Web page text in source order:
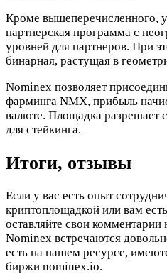
Кроме вышеперечисленного,
партнерская программа с
уровней для партнеров. При
бинарная, растущая в
Nominex позволяет
фарминга NMX, прибыль
валюте. Площадка разрешает
для стейкинга.
Итоги, отзывы
Если у вас есть опыт
криптоплощадкой или вам
оставляйте свои
Nominex встречаются
есть на нашем ресурсе,
биржи nominex.io.